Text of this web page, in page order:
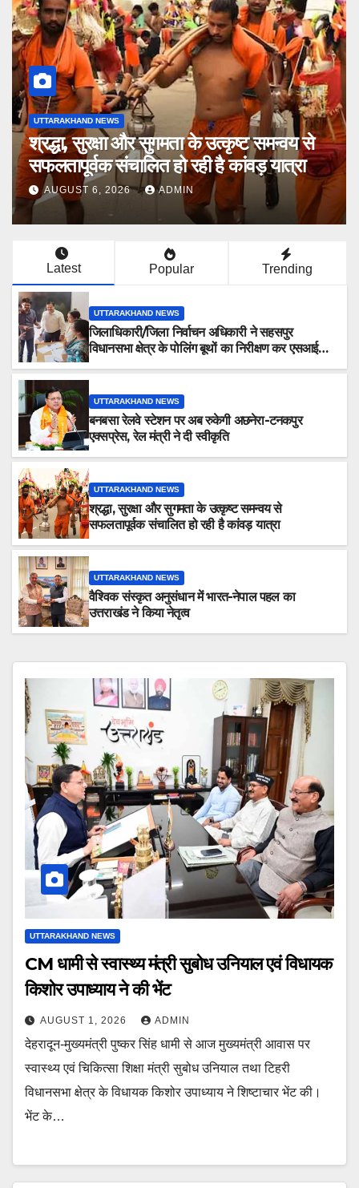
UTTARAKHAND NEWS
श्रद्धा, सुरक्षा और सुगमता के उत्कृष्ट समन्वय से
सफलतापूर्वक संचालित हो रही है कांवड़ यात्रा
AUGUST 6, 2026 ADMIN
Latest Popular Trending
UTTARAKHAND NEWS
जिलाधिकारी/जिला निर्वाचन अधिकारी ने सहसपुर
विधानसभा क्षेत्र के पोलिंग बूथों का निरीक्षण कर एसआईआर
UTTARAKHAND NEWS
बनबसा रेलवे स्टेशन पर अब रुकेगी अछनेरा-टनकपुर
एक्सप्रेस, रेल मंत्री ने दी स्वीकृति
UTTARAKHAND NEWS
श्रद्धा, सुरक्षा और सुगमता के उत्कृष्ट समन्वय से
सफलतापूर्वक संचालित हो रही है कांवड़ यात्रा
UTTARAKHAND NEWS
वैश्विक संस्कृत अनुसंधान में भारत-नेपाल पहल का
उत्तराखंड ने किया नेतृत्व
UTTARAKHAND NEWS
CM धामी से स्वास्थ्य मंत्री सुबोध उनियाल एवं विधायक
किशोर उपाध्याय ने की भेंट
AUGUST 1, 2026 ADMIN
देहरादून-मुख्यमंत्री पुष्कर सिंह धामी से आज मुख्यमंत्री आवास पर
स्वास्थ्य एवं चिकित्सा शिक्षा मंत्री सुबोध उनियाल तथा टिहरी
विधानसभा क्षेत्र के विधायक किशोर उपाध्याय ने शिष्टाचार भेंट की।
भेंट के…